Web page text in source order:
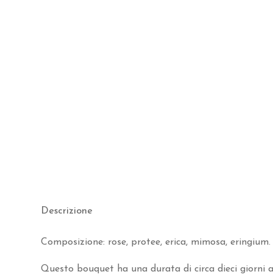
Descrizione
Composizione: rose, protee, erica, mimosa, eringium.
Questo bouquet ha una durata di circa dieci giorni